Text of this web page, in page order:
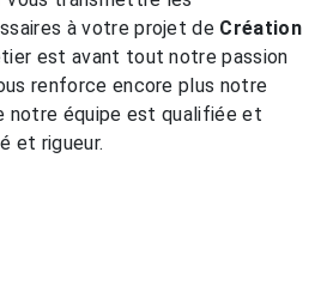
à votre projet de Création
est avant tout notre passion
renforce encore plus notre
notre équipe est qualifiée et
et rigueur.